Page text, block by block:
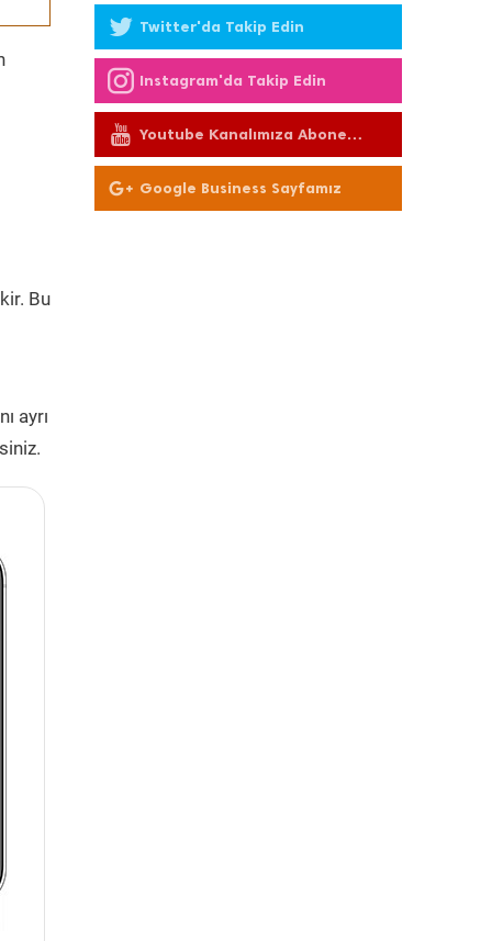
Bu
ayrı
Twitter'da Takip Edin
Instagram'da Takip Edin
Youtube Kanalımıza Abone
Olun
Google Business Sayfamız